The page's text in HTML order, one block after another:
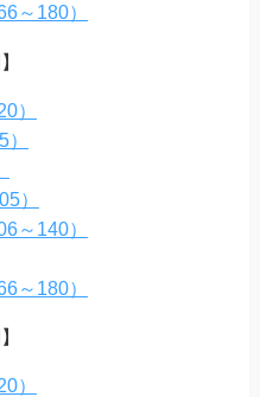
～180）
）
）
～140）
～180）
）